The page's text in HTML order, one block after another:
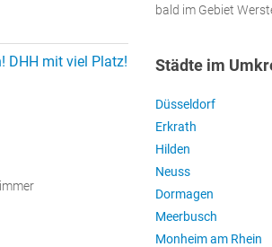
DHH mit viel Platz!
bald im Gebiet
Städte im
Düsseldorf
Erkrath
Hilden
Neuss
Dormagen
Meerbusch
Monheim am Rhein